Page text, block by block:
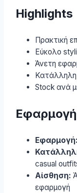
Highlights
Πρακτική
Εύκολο
Άνετη
Κατάλληλη
Stock ανά
Εφαρμογή
Εφαρμογή:
casual
Αίσθηση:
εφαρμογή